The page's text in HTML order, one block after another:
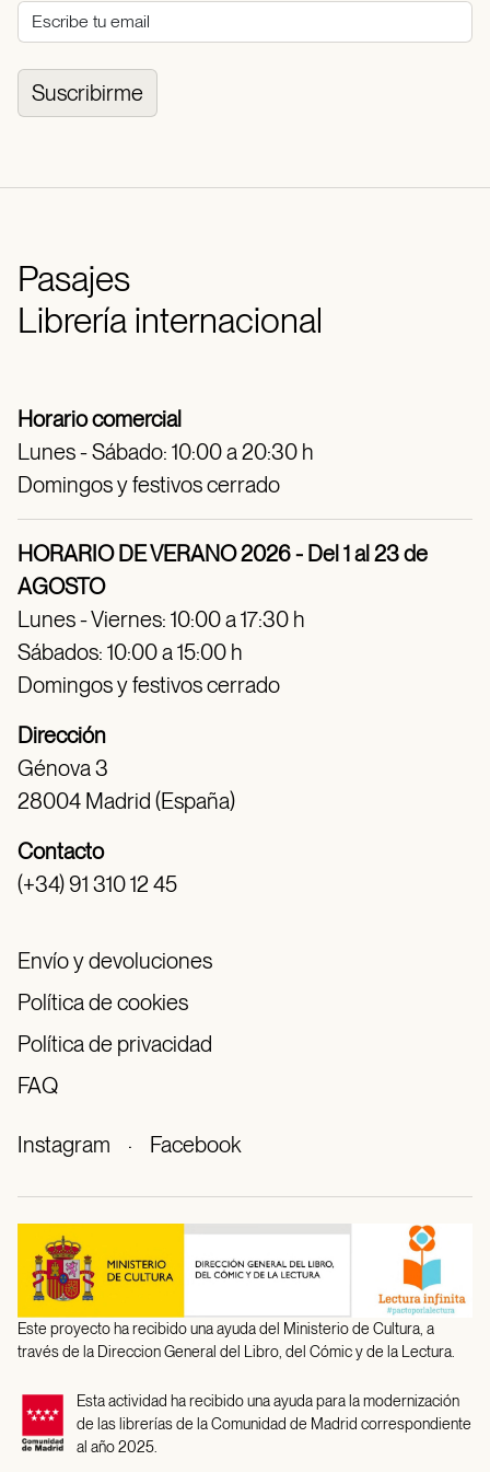
Suscribirme
Pasajes
Librería internacional
Horario comercial
Lunes - Sábado: 10:00 a 20:30 h
Domingos y festivos cerrado
HORARIO DE VERANO 2026 - Del 1 al 23 de
AGOSTO
Lunes - Viernes: 10:00 a 17:30 h
Sábados: 10:00 a 15:00 h
Domingos y festivos cerrado
Dirección
Génova 3
28004 Madrid (España)
Contacto
(+34) 91 310 12 45
Envío y devoluciones
Política de cookies
Política de privacidad
FAQ
Instagram · Facebook
Este proyecto ha recibido una ayuda del Ministerio de Cultura, a
través de la Direccion General del Libro, del Cómic y de la Lectura.
Esta actividad ha recibido una ayuda para la modernización
de las librerías de la Comunidad de Madrid correspondiente
al año 2025.